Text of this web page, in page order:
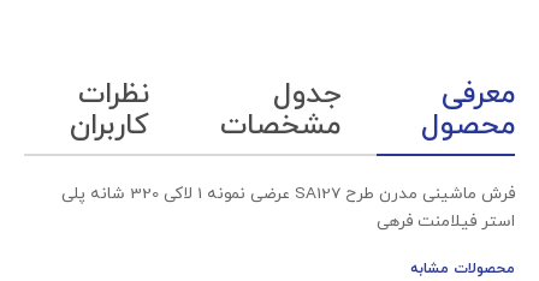
معرفی
محصول
جدول
مشخصات
نظرات
کاربران
فرش ماشینی مدرن طرح SA127 عرضی نمونه 1 لاکی 320 شانه پلی
استر فیلامنت فرهی
محصولات مشابه